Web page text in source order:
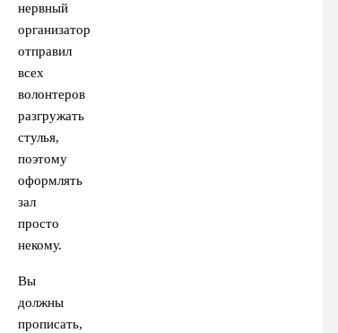
нервный
организатор
отправил
всех
волонтеров
разгружать
стулья,
поэтому
оформлять
зал
просто
некому.
Вы
должны
прописать,